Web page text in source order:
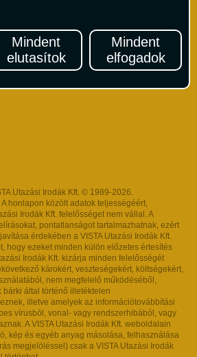
Mindent
elutasítok
Mindent
elfogadok
egyik legszínesebb utazási
Utazási Irodák Kft. © 1989-2026.
honlapon közölt adatok teljességéért,
Irodák Kft. felelősséget nem vállal. A
pontatlanságot tartalmazhatnak, ezért
érdekében a VISTA Utazási Irodák Kft.
hogy ezeket minden külön előzetes értesítés
Irodák Kft. kizárja minden felelősségét
károkért, veszteségekért, költségekért,
nem megfelelő működéséből,
bárki által történő illetéktelen
illetve amelyek az információtovábbítási
vírusból, vonal- vagy rendszerhibából, vagy
A VISTA Utazási Irodák Kft. weboldalain
kép és egyéb anyag másolása, felhasználása
megjelöléssel) csak a VISTA Utazási Irodák